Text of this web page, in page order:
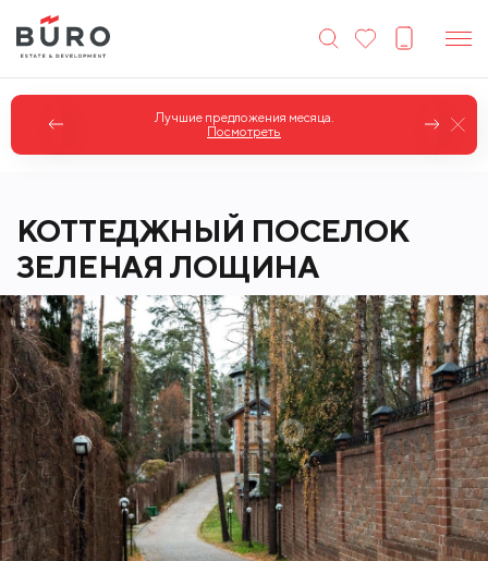
Лучшие предложения месяца.
Посмотреть
КОТТЕДЖНЫЙ ПОСЕЛОК
ЗЕЛЕНАЯ ЛОЩИНА